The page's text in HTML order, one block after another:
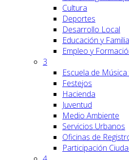
Cultura
Deportes
Desarrollo Local
Educación y Familia
Empleo y
3
Escuela de
Festejos
Hacienda
Juventud
Medio Ambiente
Servicios Urbanos
Oficinas de
Participación